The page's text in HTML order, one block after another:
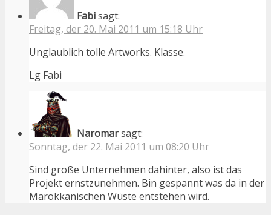
Fabisagt:
Freitag, der 20. Mai 2011 um 15:18 Uhr
Unglaublich tolle Artworks. Klasse.
Lg Fabi
Naromarsagt:
Sonntag, der 22. Mai 2011 um 08:20 Uhr
Sind große Unternehmen dahinter, also ist das
Projekt ernstzunehmen. Bin gespannt was da in der
Marokkanischen Wüste entstehen wird.